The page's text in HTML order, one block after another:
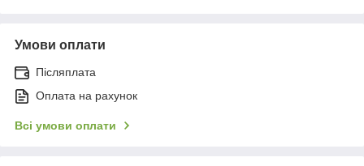
Умови оплати
Післяплата
Оплата на рахунок
Всі умови оплати